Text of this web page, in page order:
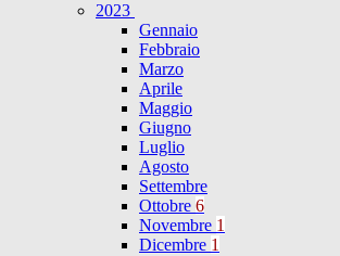
2023
Gennaio
Febbraio
Marzo
Aprile
Maggio
Giugno
Luglio
Agosto
Settembre
Ottobre 6
Novembre 1
Dicembre 1